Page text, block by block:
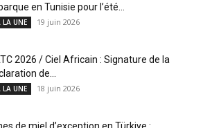
en Tunisie pour l’été...
LA UNE 19 juin 2026
2026 / Ciel Africain : Signature de la
de...
LA UNE 18 juin 2026